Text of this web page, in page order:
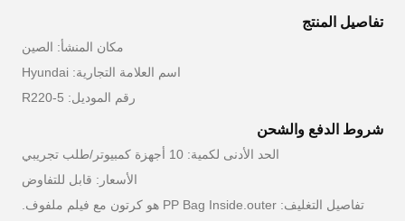
تفاصيل المنتج
مكان المنشأ: الصين
اسم العلامة التجارية: Hyundai
رقم الموديل: R220-5
شروط الدفع والشحن
الحد الأدنى لكمية: 10 أجهزة كمبيوتر/طلب تجريبي
الأسعار: قابل للتفاوض
تفاصيل التغليف: PP Bag Inside.outer هو كرتون مع فيلم ملفوف.